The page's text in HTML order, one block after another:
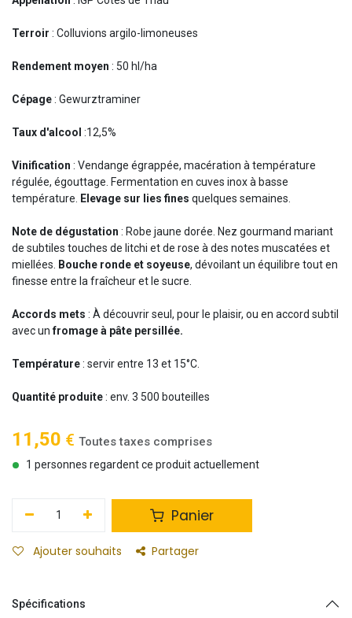
Terroir : Colluvions argilo-limoneuses
Rendement moyen : 50 hl/ha
Cépage: Gewurztraminer
Taux d'alcool :12,5%
Vinification : Vendange égrappée, macération à température
régulée, égouttage. Fermentation en cuves inox à basse
température. Elevage sur lies fines quelques semaines.
Note de dégustation : Robe jaune dorée. Nez gourmand mariant
de subtiles touches de litchi et de rose à des notes muscatées et
miellées. Bouche ronde et soyeuse, dévoilant un équilibre tout en
finesse entre la fraîcheur et le sucre.
Accords mets : À découvrir seul, pour le plaisir, ou en accord subtil
avec unfromage à pâte persillée.
Température: servir entre 13 et 15°C.
Quantité produite: env. 3 500 bouteilles
11,50 € Toutes taxes comprises
1 personnes regardent ce produit actuellement
Panier
Ajouter souhaits Partager
Spécifications